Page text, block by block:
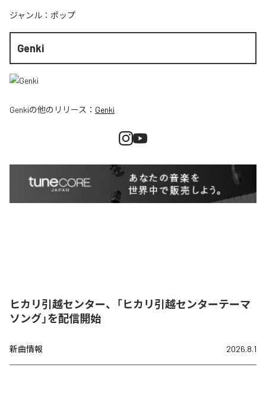
ジャンル： ポップ
Genki
Genkiの他のリリース： Genki
ヒカリ引越センター、「ヒカリ引越センターテーマ
ソング」を配信開始
新曲情報 2026.8.1